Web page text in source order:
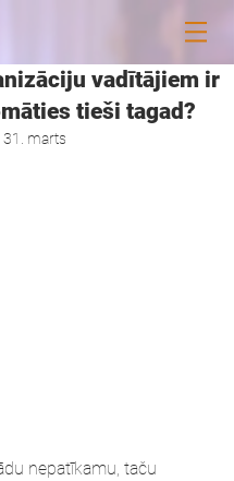
vadītājiem ir
tieši tagad?
31. marts
nepatīkamu, taču